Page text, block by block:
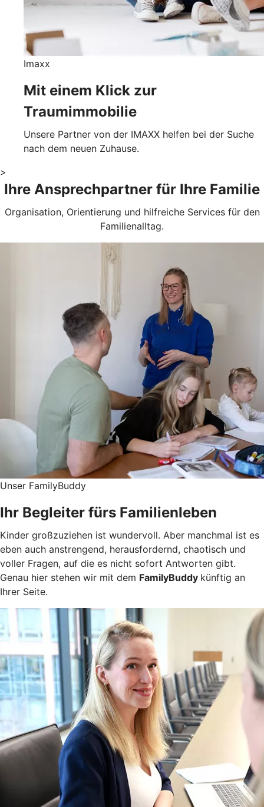
Imaxx
Mit einem Klick zur
Traumimmobilie
Unsere Partner von der IMAXX helfen bei der Suche
nach dem neuen Zuhause.
>
Ihre Ansprechpartner für Ihre Familie
Organisation, Orientierung und hilfreiche Services für den
Familienalltag.
Unser FamilyBuddy
Ihr Begleiter fürs Familienleben
Kinder großzuziehen ist wundervoll. Aber manchmal ist es
eben auch anstrengend, herausfordernd, chaotisch und
voller Fragen, auf die es nicht sofort Antworten gibt.
Genau hier stehen wir mit dem FamilyBuddy künftig an
Ihrer Seite.